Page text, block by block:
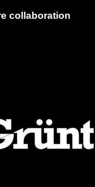
collaboration